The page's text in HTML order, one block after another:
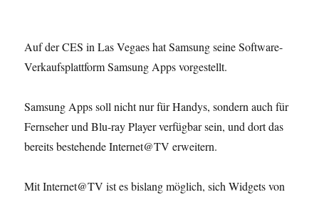
Auf der CES in Las Vegaes hat Samsung seine Software-
Verkaufsplattform Samsung Apps vorgestellt.
Samsung Apps soll nicht nur für Handys, sondern auch für
Fernseher und Blu-ray Player verfügbar sein, und dort das
bereits bestehende Internet@TV erweitern.
Mit Internet@TV ist es bislang möglich, sich Widgets von